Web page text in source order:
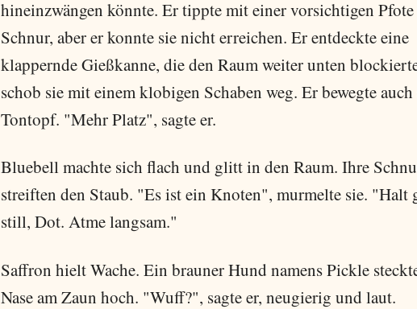
hineinzwängen könnte. Er tippte mit einer vorsichtigen Pfote
Schnur, aber er konnte sie nicht erreichen. Er entdeckte eine
klappernde Gießkanne, die den Raum weiter unten
schob sie mit einem klobigen Schaben weg. Er bewegte auch
Tontopf. "Mehr Platz", sagte er.
Bluebell machte sich flach und glitt in den Raum. Ihre
streiften den Staub. "Es ist ein Knoten", murmelte sie. "Halt
still, Dot. Atme langsam."
Saffron hielt Wache. Ein brauner Hund namens Pickle
Nase am Zaun hoch. "Wuff?", sagte er, neugierig und laut.